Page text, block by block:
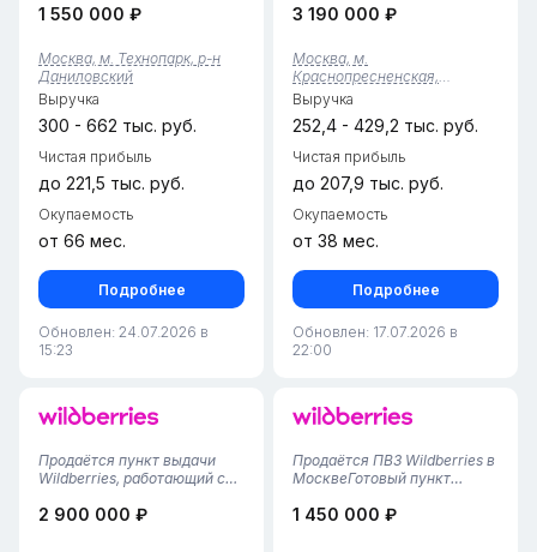
выдачи заказов Ozon и
в Москве в районе
Даниловский (метро
Технопарк) в ЖК бизнес-
класса. Обе точки открыты
в...
1 550 000 ₽
Москва, м. Технопарк, р-н
Даниловский
Выручка
300 - 662 тыс. руб.
Чистая прибыль
до 221,5 тыс. руб.
Окупаемость
от 66 мес.
Подробнее
Обновлен: 24.07.2026 в
15:23
усилий заработывать с
работает один
человек.Аренда 100000 +
6000
коммуналкаПостоянные
клиенты дают трафик даже
3 190 000 ₽
Москва, м.
Краснопресненская,
Пресненский р-н
Выручка
252,4 - 429,2 тыс. руб.
Чистая прибыль
до 207,9 тыс. руб.
Окупаемость
от 38 мес.
Подробнее
Обновлен: 17.07.2026 в
22:00
Продаётся пункт выдачи
Wildberries, работающий с
высокие 5,92%. Большое
2 900 000 ₽
Продаётся ПВЗ Wildberries в
МосквеГотовый пункт
новом жилом комплексе —
1 450 000 ₽